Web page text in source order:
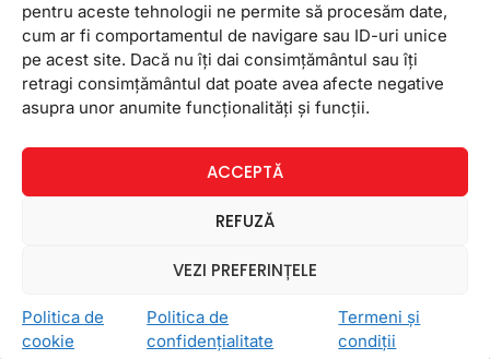
pentru aceste tehnologii ne permite să procesăm date,
cum ar fi comportamentul de navigare sau ID-uri unice
pe acest site. Dacă nu îți dai consimțământul sau îți
retragi consimțământul dat poate avea afecte negative
asupra unor anumite funcționalități și funcții.
ACCEPTĂ
REFUZĂ
VEZI PREFERINȚELE
Politica de
cookie
Politica de
confidențialitate
Termeni și
condiții
Vești bune pentru liceenii ce doresc să își
echivaleze examenul de Bac la limba engleză și să
scape astfel de o parte din stresul examenului de
maturitate! Acum este mai
8 aprilie 2025 Niciun comentariu
Newsletter